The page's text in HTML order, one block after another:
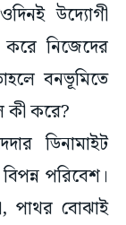
উদ্যোগী
নিজেদের
বনভূমিতে
কী করে?
ডিনামাইট
পরিবেশ।
পাথর বোঝাই